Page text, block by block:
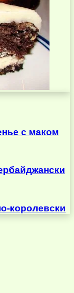
с маком
королевски